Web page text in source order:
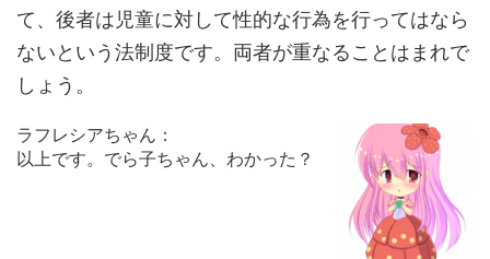
て、後者は児童に対して性的な行為を行ってはなら
ないという法制度です。両者が重なることはまれで
しょう。
ラフレシアちゃん：
以上です。でら子ちゃん、わかった？